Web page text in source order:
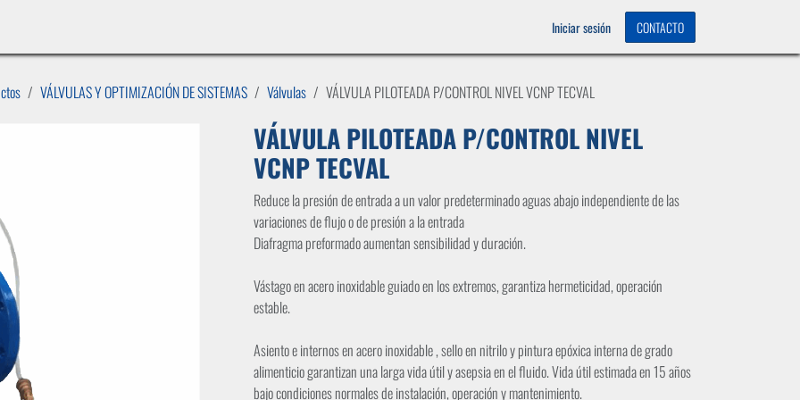
Iniciar sesión CONTACTO
VÁLVULAS Y OPTIMIZACIÓN DE SISTEMAS Válvulas VÁLVULA PILOTEADA P/CONTROL NIVEL VCNP TECVAL
VÁLVULA PILOTEADA P/CONTROL NIVEL
VCNP TECVAL
Reduce la presión de entrada a un valor predeterminado aguas abajo independiente de las
variaciones de flujo o de presión a la entrada
Diafragma preformado aumentan sensibilidad y duración.
Vástago en acero inoxidable guiado en los extremos, garantiza hermeticidad, operación
estable.
Asiento e internos en acero inoxidable , sello en nitrilo y pintura epóxica interna de grado
alimenticio garantizan una larga vida útil y asepsia en el fluido. Vida útil estimada en 15 años
bajo condiciones normales de instalación, operación y mantenimiento.